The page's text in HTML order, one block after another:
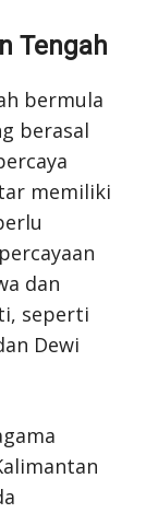
Tengah
bermula
berasal
memiliki
dan
seperti
Dewi